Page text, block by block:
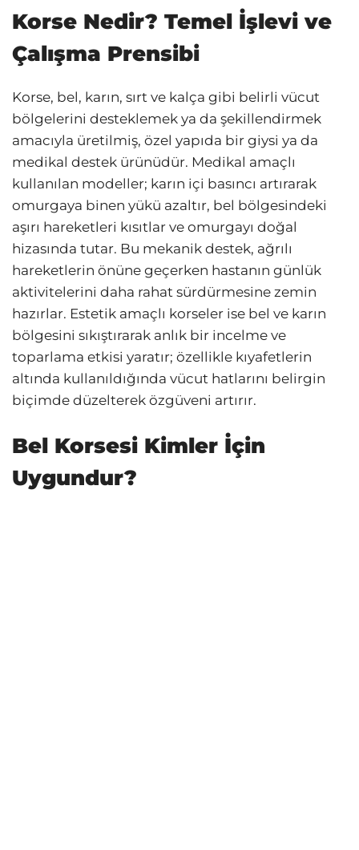
Korse Nedir? Temel İşlevi ve
Çalışma Prensibi
Korse, bel, karın, sırt ve kalça gibi belirli vücut
bölgelerini desteklemek ya da şekillendirmek
amacıyla üretilmiş, özel yapıda bir giysi ya da
medikal destek ürünüdür. Medikal amaçlı
kullanılan modeller; karın içi basıncı artırarak
omurgaya binen yükü azaltır, bel bölgesindeki
aşırı hareketleri kısıtlar ve omurgayı doğal
hizasında tutar. Bu mekanik destek, ağrılı
hareketlerin önüne geçerken hastanın günlük
aktivitelerini daha rahat sürdürmesine zemin
hazırlar. Estetik amaçlı korseler ise bel ve karın
bölgesini sıkıştırarak anlık bir incelme ve
toparlama etkisi yaratır; özellikle kıyafetlerin
altında kullanıldığında vücut hatlarını belirgin
biçimde düzelterek özgüveni artırır.
Bel Korsesi Kimler İçin
Uygundur?